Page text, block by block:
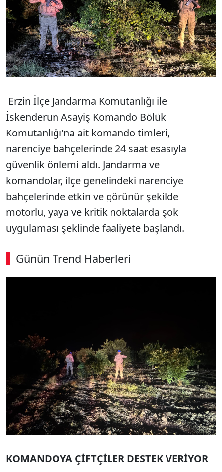
Erzin İlçe Jandarma Komutanlığı ile
İskenderun Asayiş Komando Bölük
Komutanlığı'na ait komando timleri,
narenciye bahçelerinde 24 saat esasıyla
güvenlik önlemi aldı. Jandarma ve
komandolar, ilçe genelindeki narenciye
bahçelerinde etkin ve görünür şekilde
motorlu, yaya ve kritik noktalarda şok
uygulaması şeklinde faaliyete başlandı.
Günün Trend Haberleri
KOMANDOYA ÇİFTÇİLER DESTEK VERİYOR